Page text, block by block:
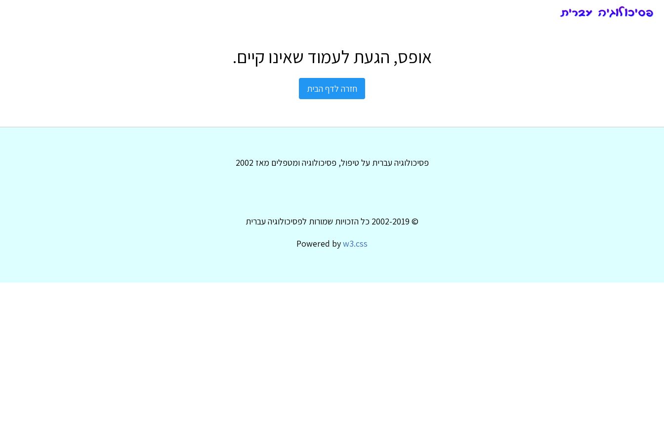
אופס, הגעת לעמוד שאינו קיים.
חזרה לדף הבית
פסיכולוגיה עברית על טיפול, פסיכולוגיה ומטפלים מאז 2002
© 2002-2019 כל הזכויות שמורות לפסיכולוגיה עברית
Powered byw3.css